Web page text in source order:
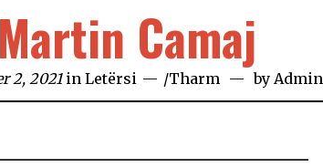
Camaj
2, 2021 inLetërsi /Tharm by Admin